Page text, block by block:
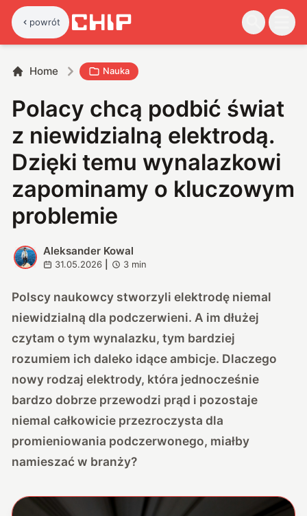
powrót
Home Nauka
Polacy chcą podbić świat
z niewidzialną elektrodą.
Dzięki temu wynalazkowi
zapominamy o kluczowym
problemie
A
Aleksander Kowal
31.05.2026 3 min
Polscy naukowcy stworzyli elektrodę niemal
niewidzialną dla podczerwieni. A im dłużej
czytam o tym wynalazku, tym bardziej
rozumiem ich daleko idące ambicje. Dlaczego
nowy rodzaj elektrody, która jednocześnie
bardzo dobrze przewodzi prąd i pozostaje
niemal całkowicie przezroczysta dla
promieniowania podczerwonego, miałby
namieszać w branży?